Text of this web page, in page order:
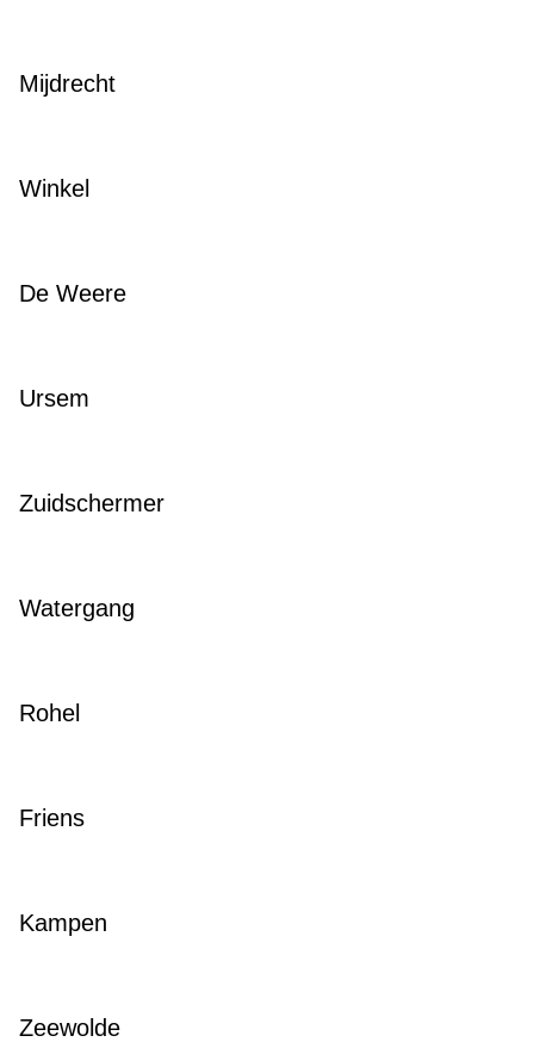
Mijdrecht
Winkel
De Weere
Ursem
Zuidschermer
Watergang
Rohel
Friens
Kampen
Zeewolde